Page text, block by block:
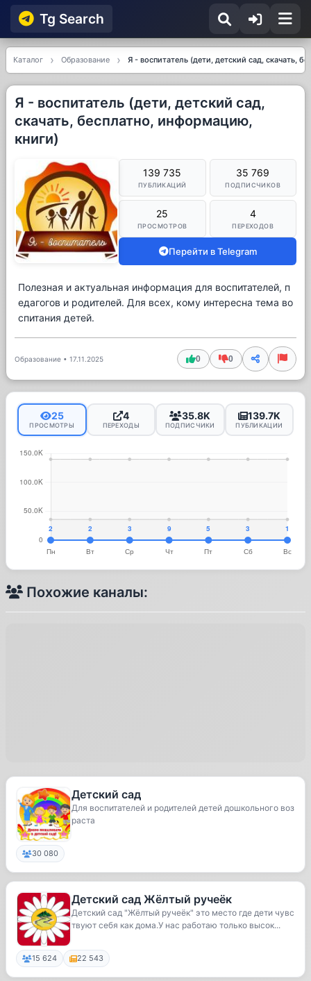
Tg Searсh
Каталог Образование Я - воспитатель (дети, детский сад, скачать,
Я - воспитатель (дети, детский сад,
скачать, бесплатно, информацию,
книги)
139 735
ПУБЛИКАЦИЙ
35 769
ПОДПИСЧИКОВ
25
ПРОСМОТРОВ
4
ПЕРЕХОДОВ
Перейти в Telegram
Полезная и актуальная информация для воспитателей, п
едагогов и родителей. Для всех, кому интересна тема во
спитания детей.
Образование • 17.11.2025 0 0
25
ПРОСМОТРЫ
4
ПЕРЕХОДЫ
35.8K
ПОДПИСЧИКИ
139.7K
ПУБЛИКАЦИИ
Похожие каналы:
Детский сад
Для воспитателей и родителей детей дошкольного воз
раста
30 080
Детский сад Жёлтый ручеёк
Детский сад "Жёлтый ручеёк" это место где дети чувс
твуют себя как дома.У нас работаю только высок...
15 624 22 543